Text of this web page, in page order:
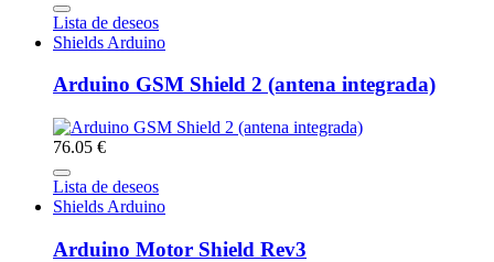
Lista de deseos
Shields Arduino
Arduino GSM Shield 2 (antena integrada)
76.05 €
Lista de deseos
Shields Arduino
Arduino Motor Shield Rev3